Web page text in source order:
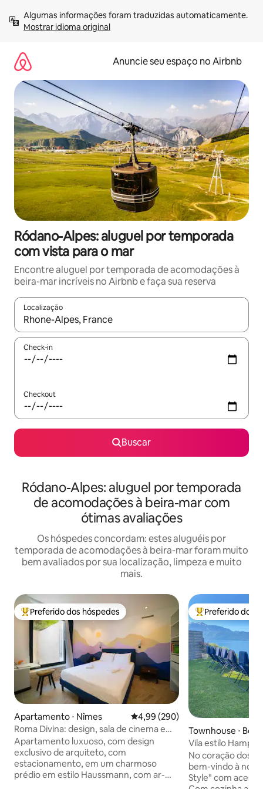
para
Mostrar idioma original
Anuncie seu espaço no Airbnb
Ródano-Alpes: aluguel por temporada
com vista para o mar
Encontre aluguel por temporada de acomodações à
beira-mar incríveis no Airbnb e faça sua reserva
Localização
Quando os resultados estiverem disponíveis, explore-os
Check-in
Checkout
Buscar
Ródano-Alpes: aluguel por temporada
de acomodações à beira-mar com
ótimas avaliações
Os hóspedes concordam: estes aluguéis por
temporada de acomodações à beira-mar foram muito
bem avaliados por sua localização, limpeza e muito
mais.
Entre os melhores preferidos dos hóspedes
Preferido dos hóspedes
Apartamento ⋅ Nîmes 4,99 de uma avaliação média de
4,99 (290)
Roma Divina: design, sala de cinema e
jardim
Apartamento luxuoso, com design
exclusivo de arquiteto, com
estacionamento, em um charmoso
prédio em estilo Haussmann, com ar-
Entre os
Preferido dos
Townhouse ⋅
aux
Vila estilo
sauna e banheira
No coração dos
bem-vindo à
Style" com